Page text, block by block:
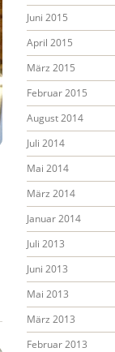
Juni 2015
April 2015
März 2015
Februar 2015
August 2014
Juli 2014
Mai 2014
März 2014
Januar 2014
Juli 2013
Juni 2013
Mai 2013
März 2013
Februar 2013